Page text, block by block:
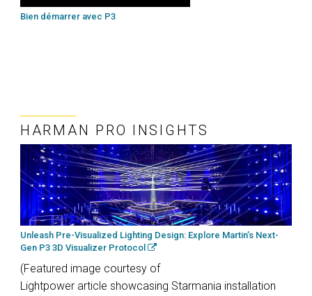
Bien démarrer avec P3
HARMAN PRO INSIGHTS
Unleash Pre-Visualized Lighting Design: Explore Martin’s Next-
Gen P3 3D Visualizer Protocol
(Featured image courtesy of
Lightpower article showcasing Starmania installation